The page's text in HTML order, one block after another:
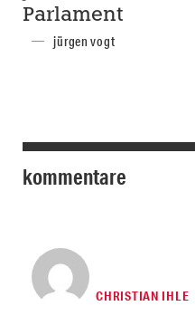
Parlament
jürgen vogt
kommentare
CHRISTIAN IHLE